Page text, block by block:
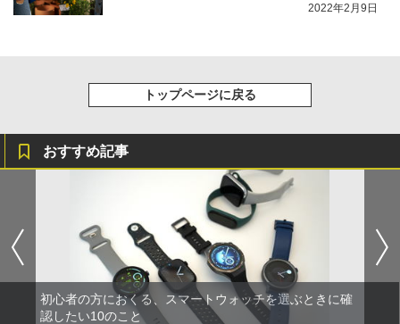
2022年2月9日
トップページに戻る
おすすめ記事
初心者の方におくる、スマートウォッチを選ぶときに確
認したい10のこと